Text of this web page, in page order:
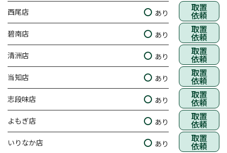
西尾店 あり 取置
依頼
碧南店 あり 取置
依頼
清洲店 あり 取置
依頼
当知店 あり 取置
依頼
志段味店 あり 取置
依頼
よもぎ店 あり 取置
依頼
いりなか店 あり 取置
依頼